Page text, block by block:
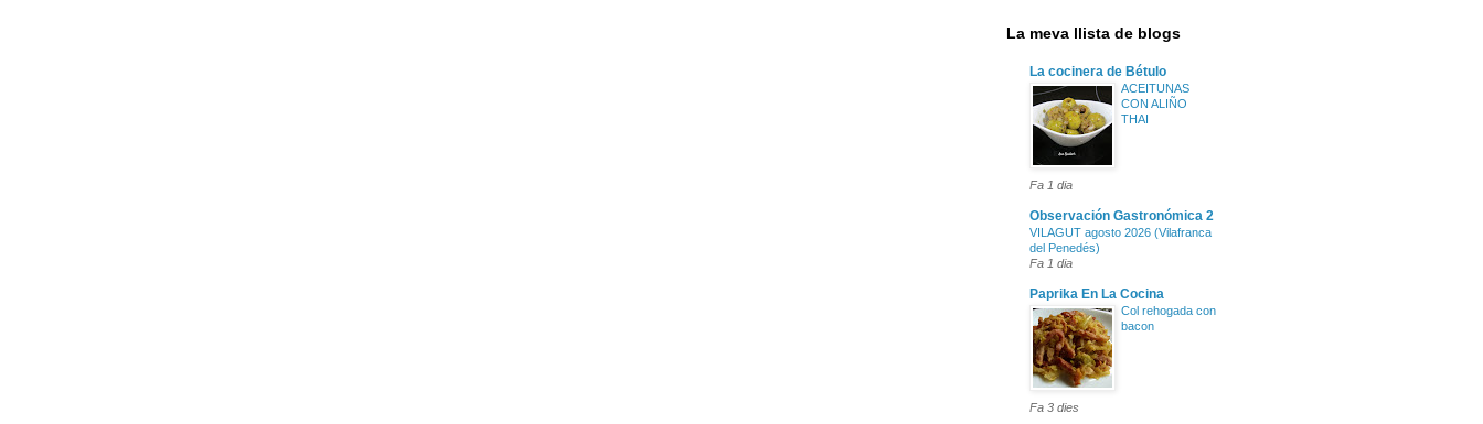
La meva llista de blogs
La cocinera de Bétulo
ACEITUNAS
CON ALIÑO
THAI
Fa 1 dia
Observación Gastronómica 2
VILAGUT agosto 2026 (Vilafranca
del Penedés)
Fa 1 dia
Paprika En La Cocina
Col rehogada con
bacon
Fa 3 dies